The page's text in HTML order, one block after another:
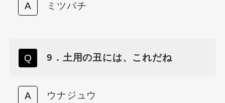
ミツバチ
9．土用の丑には、これだね
ウナジュウ